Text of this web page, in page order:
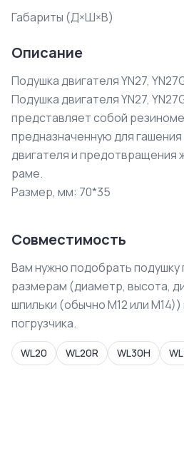
Габариты (Д×Ш×В)
Описание
Подушка двигателя YN27,
Подушка двигателя YN27,
представляет собой
предназначенную для
двигателя и предотвращения
раме.
Размер, мм: 70*35
Совместимость
Вам нужно подобрать подушку
размерам (диаметр, высота,
шпильки (обычно М12 или
погрузчика.
WL20 WL20R WL30H